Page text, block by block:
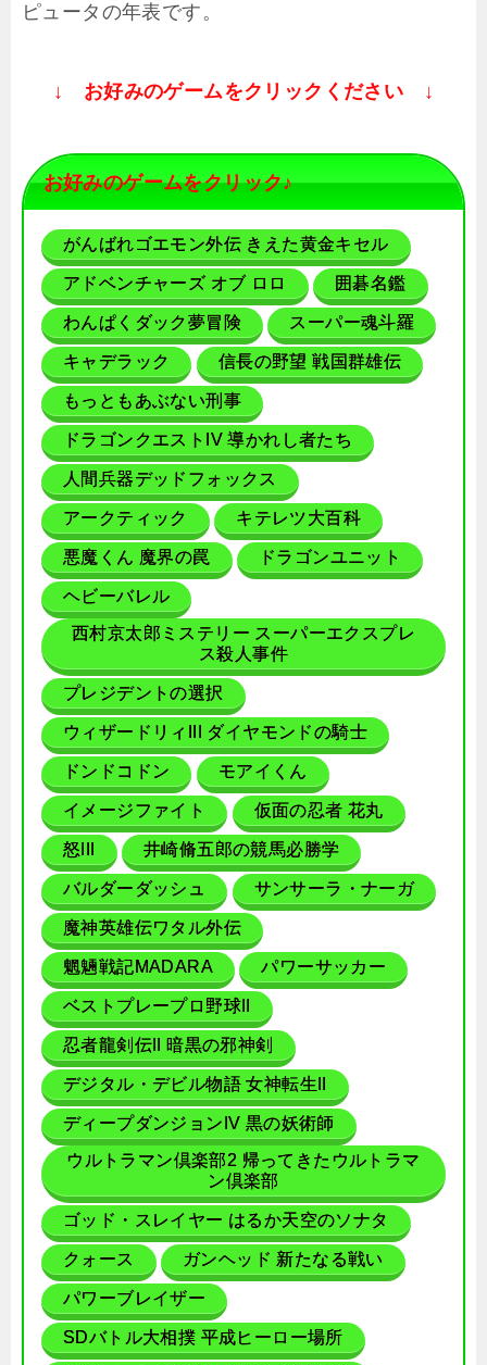
ピュータの年表です。
↓ お好みのゲームをクリックください ↓
お好みのゲームをクリック♪
がんばれゴエモン外伝 きえた黄金キセル
アドベンチャーズ オブ ロロ 囲碁名鑑
わんぱくダック夢冒険 スーパー魂斗羅
キャデラック 信長の野望 戦国群雄伝
もっともあぶない刑事
ドラゴンクエストIV 導かれし者たち
人間兵器デッドフォックス
アークティック キテレツ大百科
悪魔くん 魔界の罠 ドラゴンユニット
ヘビーバレル
西村京太郎ミステリー スーパーエクスプレ
ス殺人事件
プレジデントの選択
ウィザードリィIII ダイヤモンドの騎士
ドンドコドン モアイくん
イメージファイト 仮面の忍者 花丸
怒III 井崎脩五郎の競馬必勝学
バルダーダッシュ サンサーラ・ナーガ
魔神英雄伝ワタル外伝
魍魎戦記MADARA パワーサッカー
ベストプレープロ野球II
忍者龍剣伝II 暗黒の邪神剣
デジタル・デビル物語 女神転生II
ディープダンジョンIV 黒の妖術師
ウルトラマン倶楽部2 帰ってきたウルトラマ
ン倶楽部
ゴッド・スレイヤー はるか天空のソナタ
クォース ガンヘッド 新たなる戦い
パワーブレイザー
SDバトル大相撲 平成ヒーロー場所